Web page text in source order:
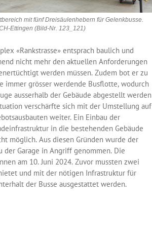
mit fünf Dreisäulenhebern für Gelenkbusse.
Ettingen (Bild-Nr. 123_121)
«Rankstrasse» entsprach baulich und
nicht mehr den aktuellen Anforderungen
werden müssen. Zudem bot er zu
immer grösser werdende Busflotte, wodurch
ausserhalb der Gebäude abgestellt werden
verschärfte sich mit der Umstellung auf
weiter. Ein Einbau der
in die bestehenden Gebäude
möglich. Aus diesen Gründen wurde der
der Garage in Angriff genommen. Die
am 10. Juni 2024. Zuvor mussten zwei
und mit der nötigen Infrastruktur für
der Busse ausgestattet werden.